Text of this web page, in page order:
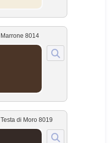
Marrone 8014
Testa di Moro 8019